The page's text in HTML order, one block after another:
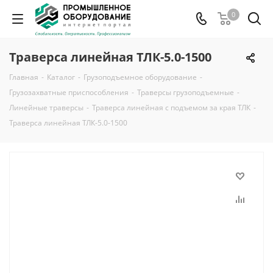
0
Траверса линейная ТЛК-5.0-1500
Главная - Каталог - Грузоподъемное оборудование -
Грузозахватные приспособления - Траверсы грузоподъемные -
Линейные траверсы - Траверса линейная с подъемом за края ТЛК -
Траверса линейная ТЛК-5.0-1500